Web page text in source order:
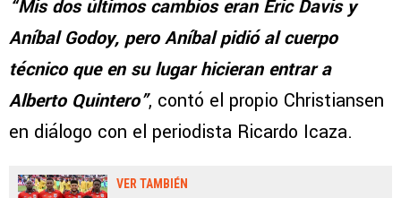
“Mis dos últimos cambios eran Eric Davis y
Aníbal Godoy, pero Aníbal pidió al cuerpo
técnico que en su lugar hicieran entrar a
Alberto Quintero”, contó el propio Christiansen
en diálogo con el periodista Ricardo Icaza.
VER TAMBIÉN